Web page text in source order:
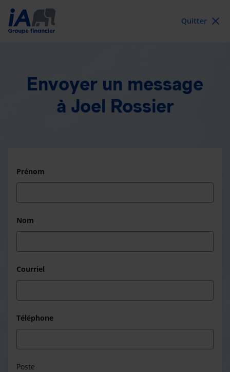
Quitter
Envoyer un message
à Joel Rossier
Prénom
Nom
Courriel
Téléphone
Poste